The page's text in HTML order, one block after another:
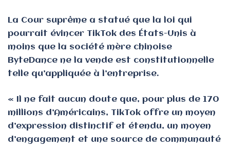
La Cour suprême a statué que la loi qui
pourrait évincer TikTok des États-Unis à
moins que la société mère chinoise
ByteDance ne la vende est constitutionnelle
telle qu’appliquée à l’entreprise.
« Il ne fait aucun doute que, pour plus de 170
millions d’Américains, TikTok offre un moyen
d’expression distinctif et étendu, un moyen
d’engagement et une source de communauté